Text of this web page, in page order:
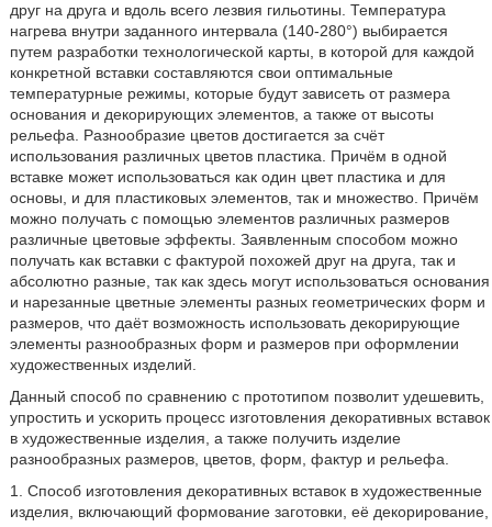
друг на друга и вдоль всего лезвия гильотины. Температура
нагрева внутри заданного интервала (140-280°) выбирается
путем разработки технологической карты, в которой для каждой
конкретной вставки составляются свои оптимальные
температурные режимы, которые будут зависеть от размера
основания и декорирующих элементов, а также от высоты
рельефа. Разнообразие цветов достигается за счёт
использования различных цветов пластика. Причём в одной
вставке может использоваться как один цвет пластика и для
основы, и для пластиковых элементов, так и множество. Причём
можно получать с помощью элементов различных размеров
различные цветовые эффекты. Заявленным способом можно
получать как вставки с фактурой похожей друг на друга, так и
абсолютно разные, так как здесь могут использоваться основания
и нарезанные цветные элементы разных геометрических форм и
размеров, что даёт возможность использовать декорирующие
элементы разнообразных форм и размеров при оформлении
художественных изделий.
Данный способ по сравнению с прототипом позволит удешевить,
упростить и ускорить процесс изготовления декоративных вставок
в художественные изделия, а также получить изделие
разнообразных размеров, цветов, форм, фактур и рельефа.
1. Способ изготовления декоративных вставок в художественные
изделия, включающий формование заготовки, её декорирование,